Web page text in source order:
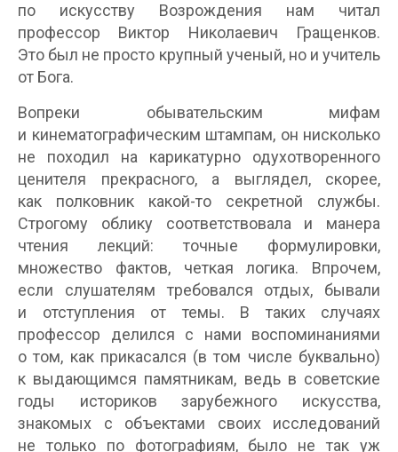
по искусству Возрождения нам читал
профессор Виктор Николаевич Гращенков.
Это был не просто крупный ученый, но и учитель
от Бога.
Вопреки обывательским мифам
и кинематографическим штампам, он нисколько
не походил на карикатурно одухотворенного
ценителя прекрасного, а выглядел, скорее,
как полковник какой-то секретной службы.
Строгому облику соответствовала и манера
чтения лекций: точные формулировки,
множество фактов, четкая логика. Впрочем,
если слушателям требовался отдых, бывали
и отступления от темы. В таких случаях
профессор делился с нами воспоминаниями
о том, как прикасался (в том числе буквально)
к выдающимся памятникам, ведь в советские
годы историков зарубежного искусства,
знакомых с объектами своих исследований
не только по фотографиям, было не так уж